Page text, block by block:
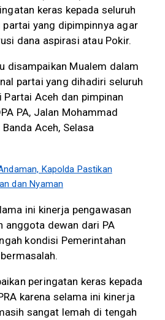
keras kepada seluruh
partai yang dipimpinnya agar
dana aspirasi atau Pokir.
disampaikan Mualem dalam
partai yang dihadiri seluruh
Partai Aceh dan pimpinan
PA, Jalan Mohammad
Aceh, Selasa
Kapolda Pastikan
dan Nyaman
ini kinerja pengawasan
anggota dewan dari PA
kondisi Pemerintahan
peringatan keras kepada
karena selama ini kinerja
sangat lemah di tengah